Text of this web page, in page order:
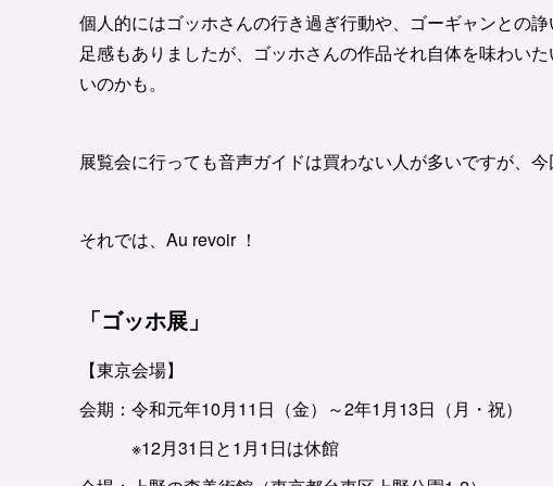
個人的にはゴッホさんの行き過ぎ行動や、ゴーギャンとの
足感もありましたが、ゴッホさんの作品それ自体を味わい
いのかも。
展覧会に行っても音声ガイドは買わない人が多いですが、
それでは、Au revoir ！
「ゴッホ展」
【東京会場】
会期：令和元年10月11日（金）～2年1月13日（月・祝）
※12月31日と1月1日は休館